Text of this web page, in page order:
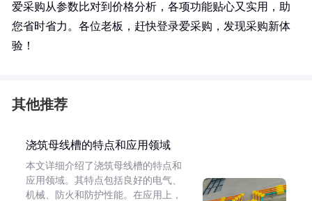
爱采购从参数比对到价格分析，各项功能贴心又实用，助
您省时省力。各位老板，赶快登录爱采购，发现采购新体
验！
其他推荐
浇筑母线槽的特点和应用领域
本文详细介绍了浇筑母线槽的特点和
应用领域。其特点包括良好的电气、
机械、防火和防护性能。在应用上，